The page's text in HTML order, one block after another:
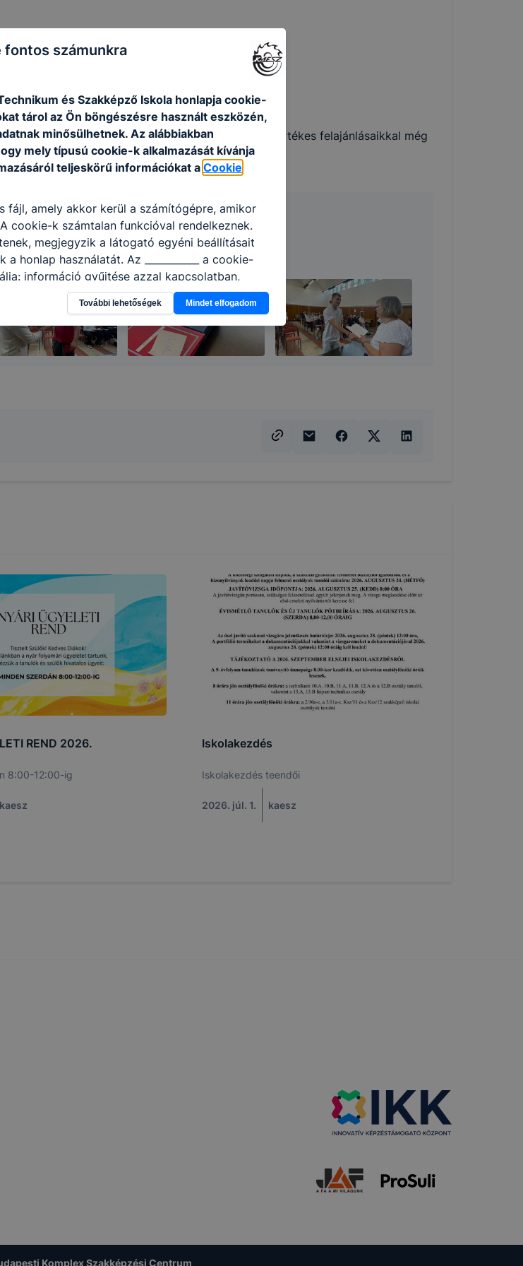
szakmai munkájának elismeréséhez, és hogy értékes felajánlásaikkal még
vagyunk rátok!
REND 2026.
8:00-12:00-ig
kaesz
Iskolakezdés
Iskolakezdés teendői
2026. júl. 1. kaesz
Komplex Szakképzési Centrum
fontos számunkra
és Szakképző Iskola honlapja cookie-
tárol az Ön böngészésre használt eszközén,
minősülhetnek. Az alábbiakban
mely típusú cookie-k alkalmazását kívánja
teljeskörű információkat a Cookie
fájl, amely akkor kerül a számítógépre, amikor
cookie-k számtalan funkcióval rendelkeznek.
megjegyzik a látogató egyéni beállításait
honlap használatát. Az ___________ a cookie-
információ gyűjtése azzal kapcsolatban,
-annak felmérésével, hogy a honlap melyik
leginkább, így megtudhatjuk, hogyan
élményt, ha ismét meglátogatja
ellenőrizheti és hogyan tudja kikapcsolni a
engedélyezi a cookie-k beállításának a
További lehetőségek Mindet elfogadom